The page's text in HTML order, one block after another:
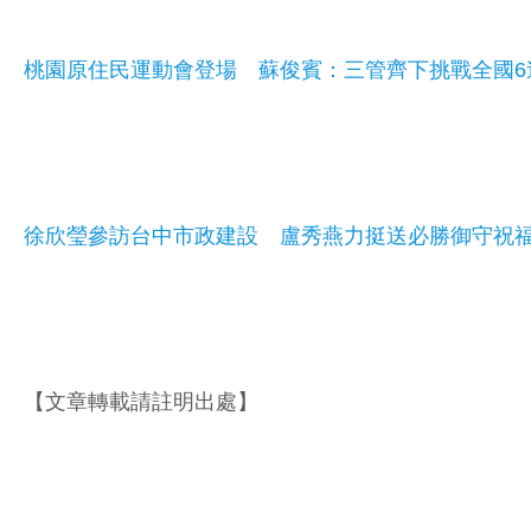
桃園原住民運動會登場 蘇俊賓：三管齊下挑戰全國6
徐欣瑩參訪台中市政建設 盧秀燕力挺送必勝御守祝福
【文章轉載請註明出處】